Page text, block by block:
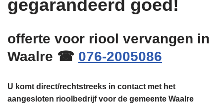
gegarandeerd goed!
offerte voor riool vervangen in
Waalre ☎ 076-2005086
U komt direct/rechtstreeks in contact met het
aangesloten rioolbedrijf voor de gemeente Waalre